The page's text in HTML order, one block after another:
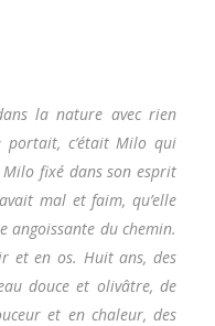
la nature avec rien
portait, c’était Milo qui
Milo fixé dans son esprit
mal et faim, qu’elle
angoissante du chemin.
et en os. Huit ans, des
douce et olivâtre, de
et en chaleur, des